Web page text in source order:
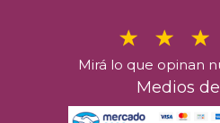
Mirá lo que opinan
Medios